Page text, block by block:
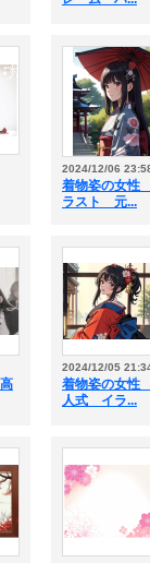
2024/12/06
着物姿の女
ラスト 元...
2024/12/05
着物姿の女
人式 イラ...